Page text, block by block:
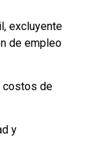
excluyente
de empleo
costos de
y